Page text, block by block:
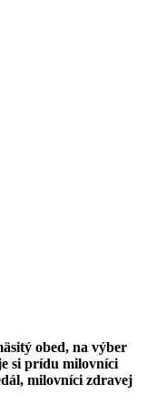
obed, na výber
si prídu milovníci
milovníci zdravej